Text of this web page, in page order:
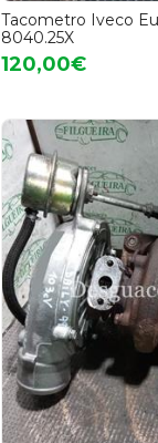
Tacometro Iveco
8040.25X
120,00€